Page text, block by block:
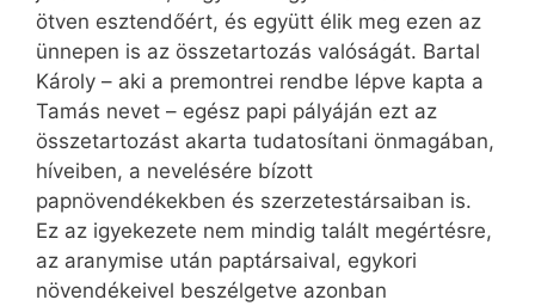
ötven esztendőért, és együtt élik meg ezen az
ünnepen is az összetartozás valóságát. Bartal
Károly – aki a premontrei rendbe lépve kapta a
Tamás nevet – egész papi pályáján ezt az
összetartozást akarta tudatosítani önmagában,
híveiben, a nevelésére bízott
papnövendékekben és szerzetestársaiban is.
Ez az igyekezete nem mindig talált megértésre,
az aranymise után paptársaival, egykori
növendékeivel beszélgetve azonban